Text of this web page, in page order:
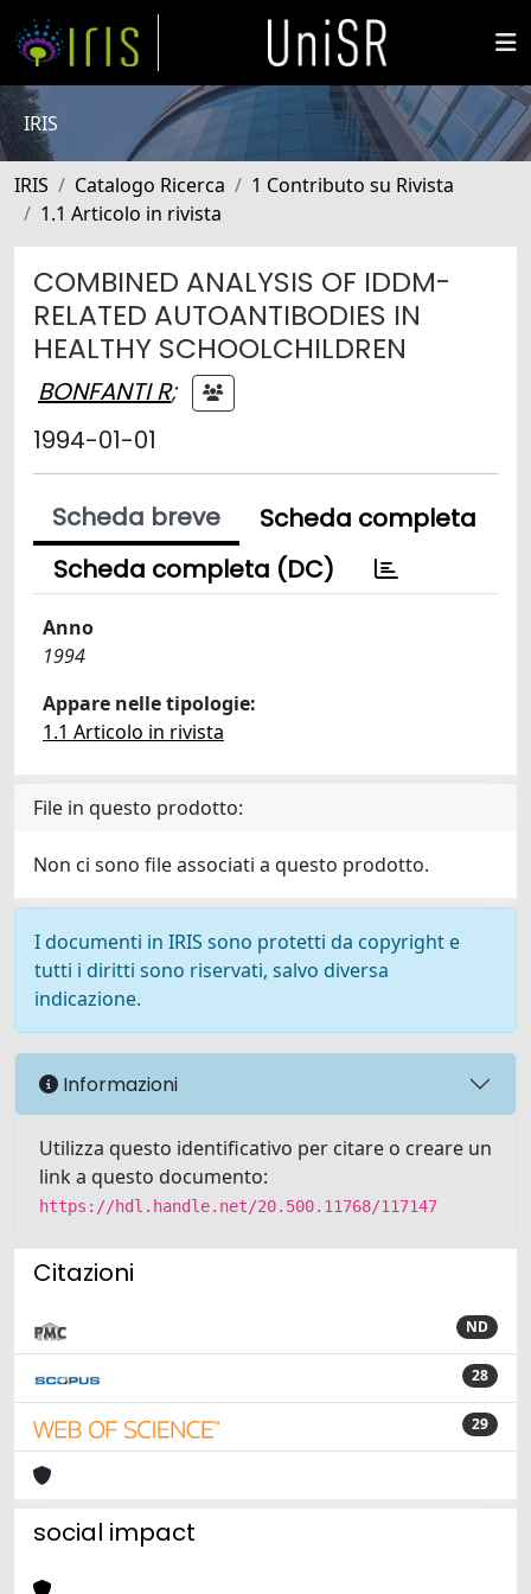
IRIS
IRIS Catalogo Ricerca
1 Contributo su Rivista
1.1 Articolo in rivista
COMBINED ANALYSIS OF IDDM-
RELATED AUTOANTIBODIES IN
HEALTHY SCHOOLCHILDREN
BONFANTI R;
1994-01-01
Scheda breve
Scheda completa
Scheda completa (DC)
Anno
1994
Appare nelle tipologie:
1.1 Articolo in rivista
File in questo prodotto:
Non ci sono file associati a questo prodotto.
I documenti in IRIS sono protetti da copyright e
tutti i diritti sono riservati, salvo diversa
indicazione.
Informazioni
Utilizza questo identificativo per citare o creare un
link a questo documento:
https://hdl.handle.net/20.500.11768/117147
Citazioni
ND
28
29
social impact